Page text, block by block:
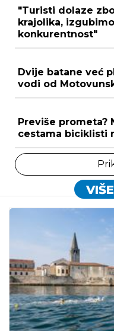
"Turisti dolaze
krajolika,
konkurentnost"
Dvije batane već
vodi od
Previše prometa?
cestama biciklisti